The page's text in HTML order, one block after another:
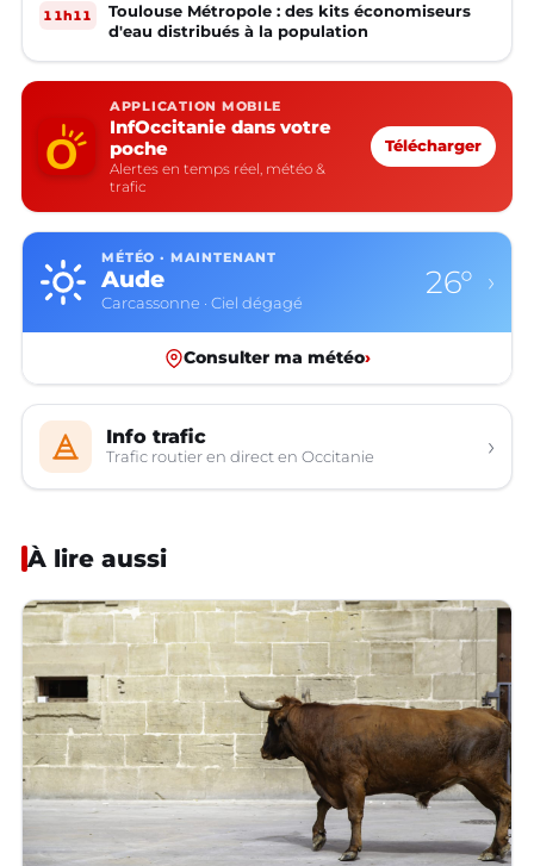
11h11
Toulouse Métropole : des kits économiseurs
d'eau distribués à la population
APPLICATION MOBILE
InfOccitanie dans votre
poche
Alertes en temps réel, météo &
trafic
Télécharger
MÉTÉO · MAINTENANT
Aude
Carcassonne · Ciel dégagé
26° ›
Consulter ma météo›
Info trafic
Trafic routier en direct en Occitanie ›
À lire aussi